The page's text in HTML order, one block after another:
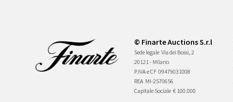
© Finarte Auctions S.r.l
Sede legale Via dei Bossi, 2
20121 - Milano
P.IVA e CF 09479031008
REA MI-2570656
Capitale Sociale € 100.000